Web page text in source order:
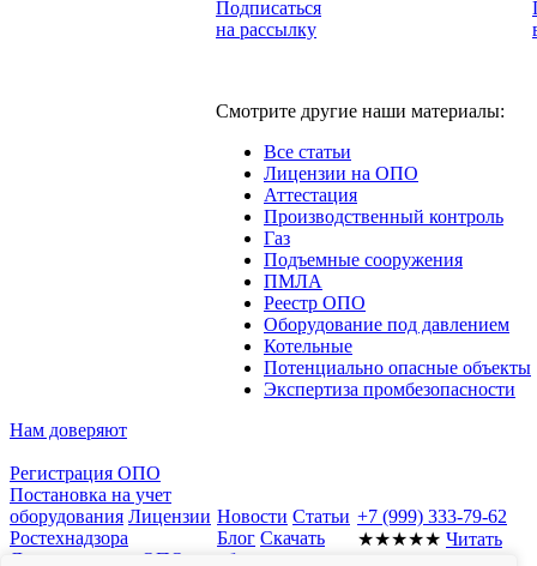
Подписаться
на рассылку
Смотрите другие наши материалы:
Все статьи
Лицензии на ОПО
Аттестация
Производственный контроль
Газ
Подъемные сооружения
ПМЛА
Реестр ОПО
Оборудование под давлением
Котельные
Потенциально опасные объекты
Экспертиза промбезопасности
Нам доверяют
Регистрация ОПО
Постановка на учет
оборудования Лицензии
Ростехнадзора
Документы для ОПО
Новости Статьи
Блог Скачать
образцы
+7 (999) 333-79-62
★★★★★ Читать